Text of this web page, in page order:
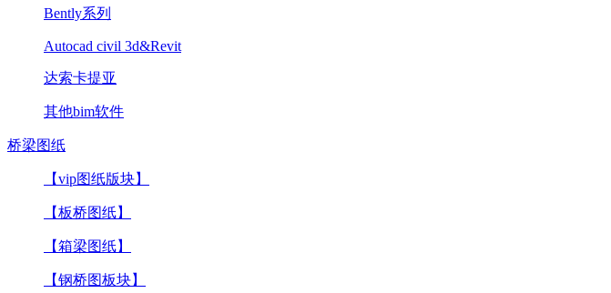
Bently系列
Autocad civil 3d&Revit
达索卡提亚
其他bim软件
桥梁图纸
【vip图纸版块】
【板桥图纸】
【箱梁图纸】
【钢桥图板块】